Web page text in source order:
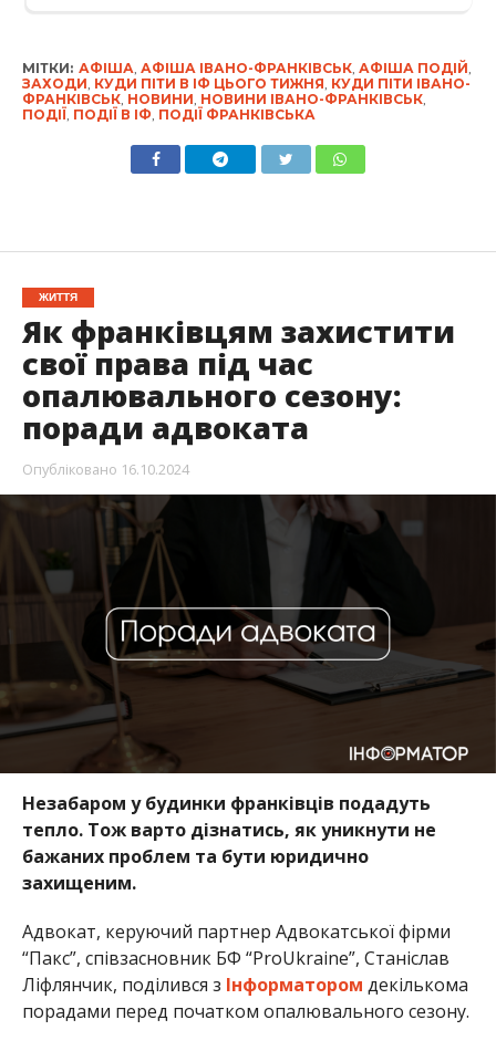
МІТКИ: АФІША, АФІША ІВАНО-ФРАНКІВСЬК, АФІША ПОДІЙ,
ЗАХОДИ, КУДИ ПІТИ В ІФ ЦЬОГО ТИЖНЯ, КУДИ ПІТИ ІВАНО-
ФРАНКІВСЬК, НОВИНИ, НОВИНИ ІВАНО-ФРАНКІВСЬК,
ПОДІЇ, ПОДІЇ В ІФ, ПОДІЇ ФРАНКІВСЬКА
ЖИТТЯ
Як франківцям захистити
свої права під час
опалювального сезону:
поради адвоката
Опубліковано 16.10.2024
Незабаром у будинки франківців подадуть
тепло. Тож варто дізнатись, як уникнути не
бажаних проблем та бути юридично
захищеним.
Адвокат, керуючий партнер Адвокатської фірми
“Пакс”, співзасновник БФ “ProUkraine”, Станіслав
Ліфлянчик, поділився з Інформатором декількома
порадами перед початком опалювального сезону.